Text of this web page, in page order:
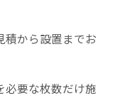
積から設置までお
必要な枚数だけ施